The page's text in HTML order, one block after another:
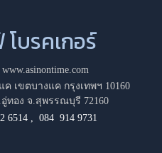
บรคเกอร์
www.asinontime.com
เขตบางแค กรุงเทพฯ 10160
ทอง จ.สุพรรณบุรี 72160
6514 ,084 914 9731